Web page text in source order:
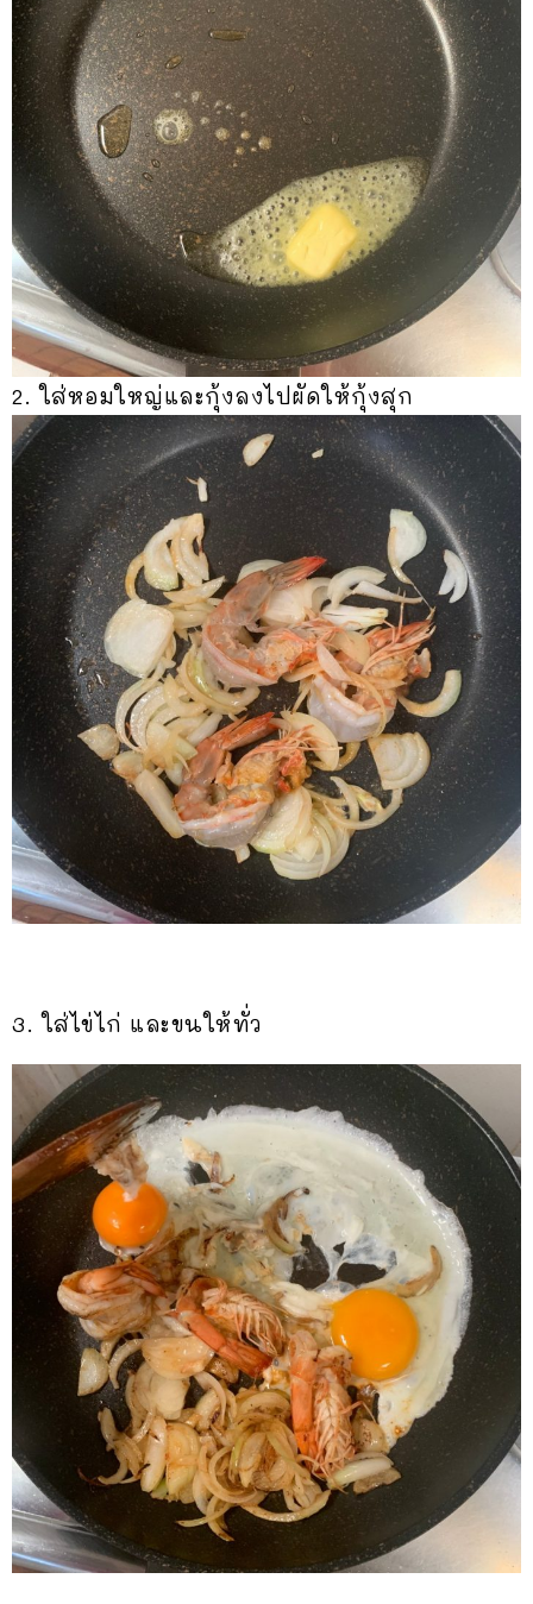
2. ใส่หอมใหญ่และกุ้งลงไปผัดให้กุ้งสุก
3. ใส่ไข่ไก่ และขนให้ทั่ว